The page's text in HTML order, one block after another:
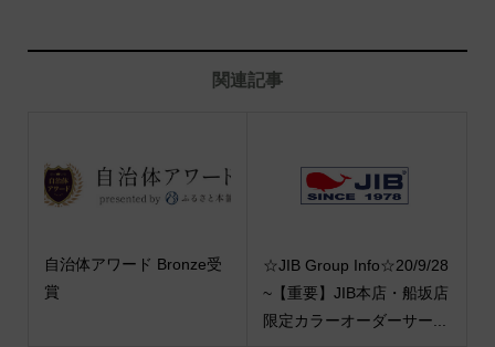
関連記事
自治体アワード Bronze受
賞
☆JIB Group Info☆20/9/28
~【重要】JIB本店・船坂店
限定カラーオーダーサー...